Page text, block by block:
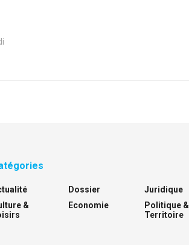
&
Dossier
Economie
Juridique
Politique &
Territoire